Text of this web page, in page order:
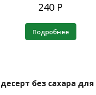
240 Р
Подробнее
без сахара